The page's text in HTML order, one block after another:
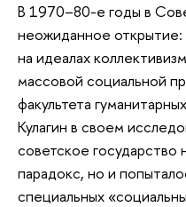
В 1970–80-е годы в
неожиданное
на идеалах
массовой социальной
факультета
Кулагин в своем
советское государство
парадокс, но и
специальных